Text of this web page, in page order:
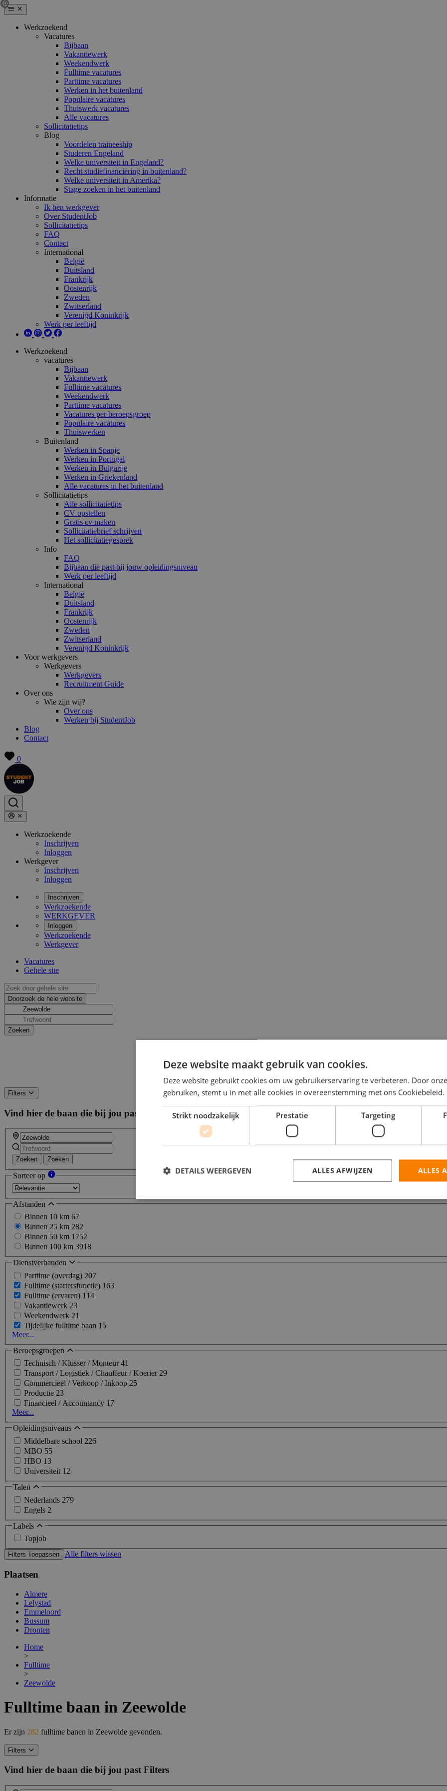
Werkzoekend
Vacatures
Bijbaan
Vakantiewerk
Weekendwerk
Fulltime vacatures
Parttime vacatures
Werken in het buitenland
Populaire vacatures
Thuiswerk vacatures
Alle vacatures
Sollicitatietips
Blog
Voordelen traineeship
Studeren Engeland
Welke universiteit in Engeland?
Recht studiefinanciering in buitenland?
Welke universiteit in Amerika?
Stage zoeken in het buitenland
Informatie
Ik ben werkgever
Over StudentJob
Sollicitatietips
FAQ
Contact
International
België
Duitsland
Frankrijk
Oostenrijk
Zweden
Zwitserland
Verenigd Koninkrijk
Werk per leeftijd
Werkzoekend
vacatures
Bijbaan
Vakantiewerk
Fulltime vacatures
Weekendwerk
Parttime vacatures
Vacatures per beroepsgroep
Populaire vacatures
Thuiswerken
Buitenland
Werken in Spanje
Werken in Portugal
Werken in Bulgarije
Werken in Griekenland
Alle vacatures in het buitenland
Sollicitatietips
Alle sollicitatietips
CV opstellen
Gratis cv maken
Sollicitatiebrief schrijven
Het sollicitatiegesprek
Info
FAQ
Bijbaan die past bij jouw opleidingsniveau
Werk per leeftijd
International
België
Duitsland
Frankrijk
Oostenrijk
Zweden
Zwitserland
Verenigd Koninkrijk
Voor werkgevers
Werkgevers
Werkgevers
Recruitment Guide
Over ons
Wie zijn wij?
Over ons
Werken bij StudentJob
Blog
Contact
0
Werkzoekende
Inschrijven
Inloggen
Werkgever
Inschrijven
Inloggen
Inschrijven
Werkzoekende
WERKGEVER
Inloggen
Werkzoekende
Werkgever
Vacatures
Gehele site
Filters
Vind hier de baan die bij jou past
Zoeken Zoeken
Sorteer op
Afstanden
Binnen 10 km 67
Binnen 25 km 282
Binnen 50 km 1752
Binnen 100 km 3918
Dienstverbanden
Parttime (overdag) 207
Fulltime (startersfunctie) 163
Fulltime (ervaren) 114
Vakantiewerk 23
Weekendwerk 21
Tijdelijke fulltime baan 15
Meer...
Beroepsgroepen
Technisch / Klusser / Monteur41
Transport / Logistiek / Chauffeur / Koerier29
Commercieel / Verkoop / Inkoop 25
Productie 23
Financieel / Accountancy 17
Meer...
Opleidingsniveaus
Middelbare school 226
MBO 55
HBO 13
Universiteit 12
Talen
Nederlands 279
Engels 2
Labels
Topjob
Filters Toepassen Alle filters wissen
Plaatsen
Almere
Lelystad
Emmeloord
Bussum
Dronten
Home
>
Fulltime
>
Zeewolde
Fulltime baan in Zeewolde
Er zijn 282 fulltime banen in Zeewolde gevonden.
Filters
Vind hier de baan die bij jou past Filters
Deze website maakt gebruik van cookies.
Deze website gebruikt cookies om uw gebruikerservaring te verbeteren. Door
gebruiken, stemt u in met alle cookies in overeenstemming met ons Cookiebeleid.
Strikt noodzakelijk Prestatie Targeting
ALLES
ALLES AFWIJZEN
DETAILS WEERGEVEN